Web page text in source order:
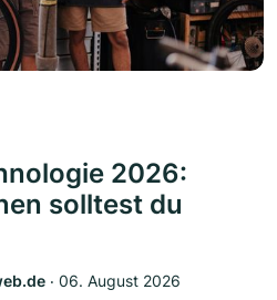
2026:
solltest du
‧ 06. August 2026